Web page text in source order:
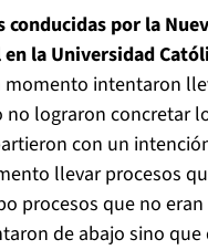
conducidas por la
la Universidad
momento intentaron
lograron concretar
con un
llevar procesos
procesos que no
de abajo sino que